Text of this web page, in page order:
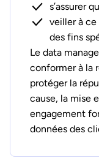
s’assurer
veiller à ce
des fins
Le data
conformer à la
protéger la
cause, la mise
engagement
données des